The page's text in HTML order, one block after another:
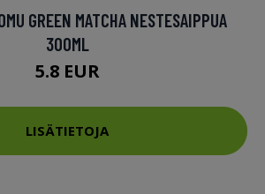
GREEN MATCHA NESTESAIPPUA
300ML
5.8 EUR
LISÄTIETOJA